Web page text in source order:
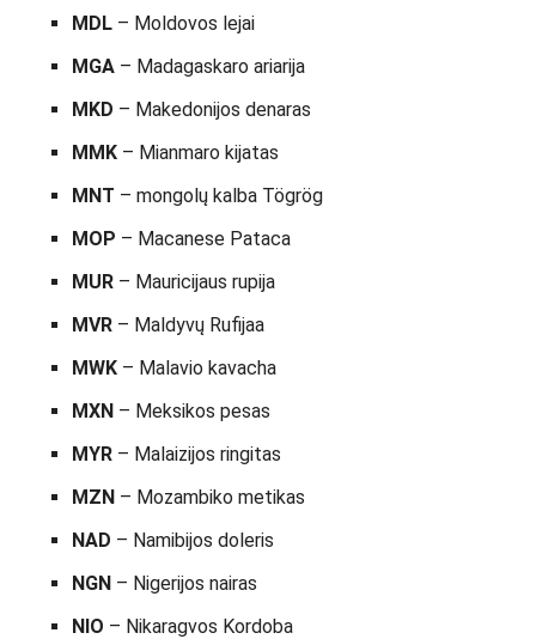
MDL – Moldovos lejai
MGA – Madagaskaro ariarija
MKD – Makedonijos denaras
MMK – Mianmaro kijatas
MNT – mongolų kalba Tögrög
MOP – Macanese Pataca
MUR – Mauricijaus rupija
MVR – Maldyvų Rufijaa
MWK – Malavio kavacha
MXN – Meksikos pesas
MYR – Malaizijos ringitas
MZN – Mozambiko metikas
NAD – Namibijos doleris
NGN – Nigerijos nairas
NIO – Nikaragvos Kordoba